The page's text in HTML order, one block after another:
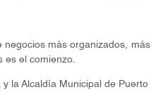
más organizados,
es el comienzo.
la Alcaldía Municipal de Puerto